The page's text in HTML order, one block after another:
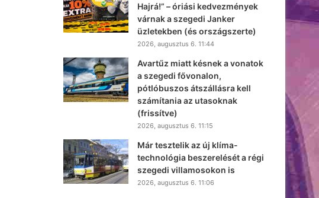
Hajrá!” – óriási kedvezmények
várnak a szegedi Janker
üzletekben (és országszerte)
2026, augusztus 6. 11:44
Avartűz miatt késnek a vonatok
a szegedi fővonalon,
pótlóbuszos átszállásra kell
számítania az utasoknak
(frissítve)
2026, augusztus 6. 11:15
Már tesztelik az új klíma-
technológia beszerelését a régi
szegedi villamosokon is
2026, augusztus 6. 11:06